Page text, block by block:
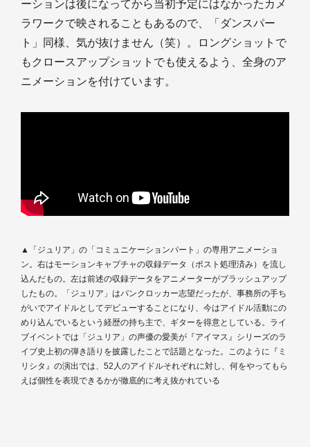
ーションは後になってから当初予定にはなかったカメ
ラワークで映されることもあるので、「ダンスパー
ト」同様、気が抜けません（笑）。ロングショットで
もクロースアップショットでも使えるよう、全身のア
ニメーションを付けています。
▲「ジュリア」の「コミュニケーションパート」の専用アニメーショ
ン。右はモーションキャプチャの収録データ（ポスト処理済み）を流し
込んだもの。左は前述の収録データをアニメーターがブラッシュアップ
したもの。「ジュリア」はパンクロッカー志望だったが、事務所の手ち
がいでアイドルとしてデビューすることになり、今はアイドル活動にの
めり込んでいるという経歴の持ち主で、ギターを得意としている。ライ
ブイベントでは「ジュリア」の声優の愛美が『アイマス』シリーズのラ
イブ史上初の弾き語りを披露したことで話題となった。このように『ミ
リシタ』の演出では、52人のアイドルそれぞれに対し、何をやってもら
えば個性を表現できるかが徹底的に考え抜かれている